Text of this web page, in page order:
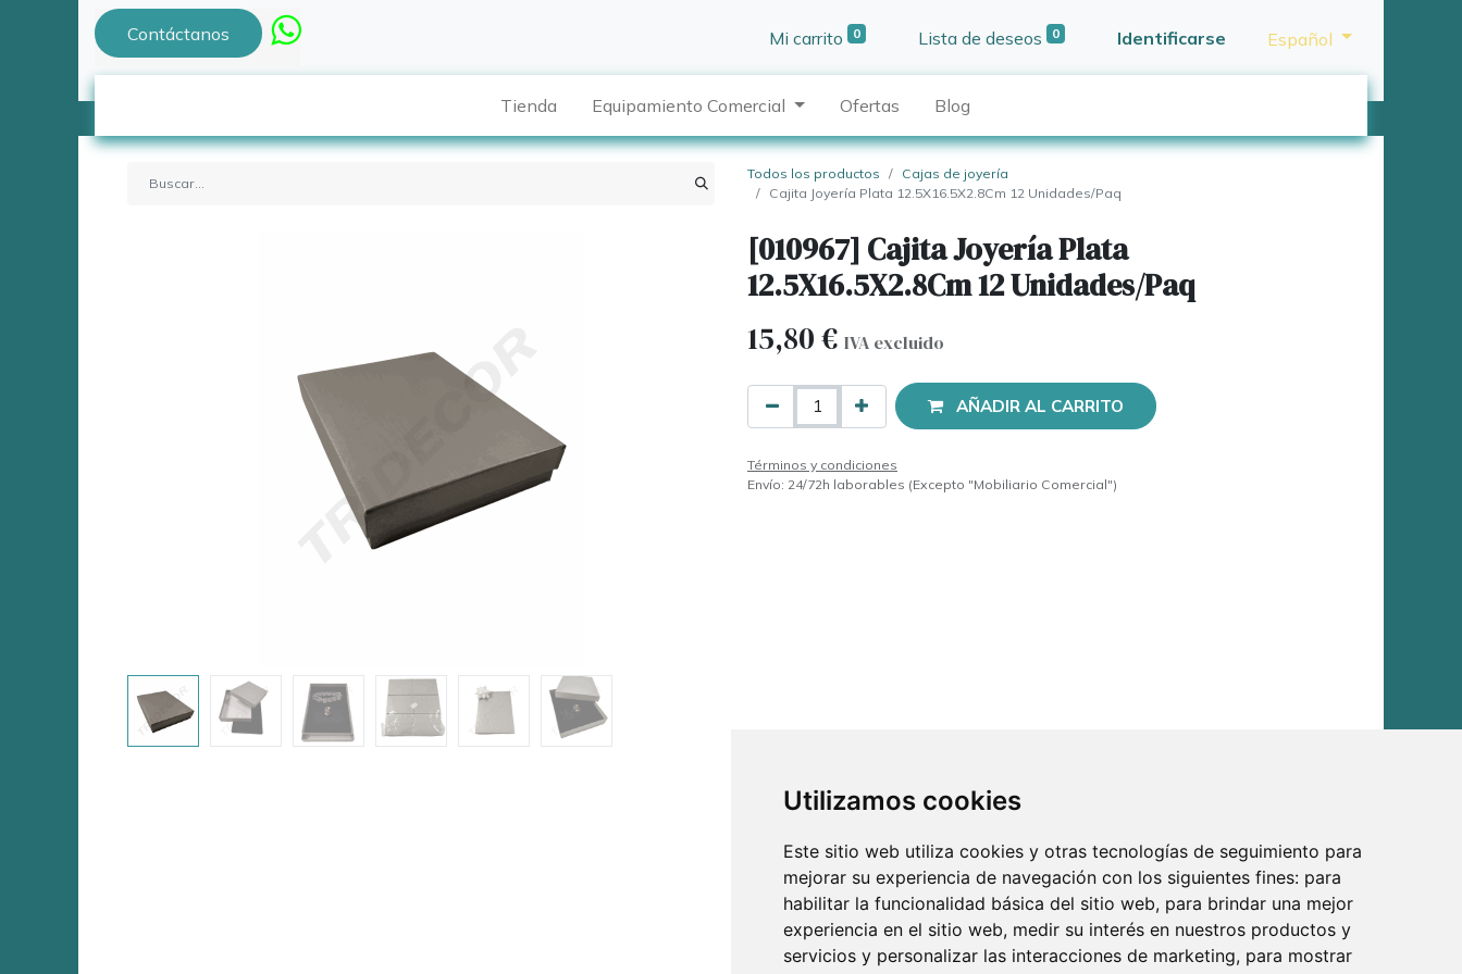
Utilizamos cookies
Este sitio web utiliza cookies y otras tecnologías de seguimiento para
mejorar su experiencia de navegación con los siguientes fines: para
habilitar la funcionalidad básica del sitio web, para brindar una mejor
experiencia en el sitio web, medir su interés en nuestros productos y
servicios y personalizar las interacciones de marketing, para mostrar
Contáctanos Mi carrito 0 Lista de deseos 0 Identificarse Español
Tienda Equipamiento Comercial Ofertas Blog
Todos los productos
Cajas de joyería
Cajita Joyería Plata 12.5X16.5X2.8Cm 12 Unidades/Paq
[010967] Cajita Joyería Plata
12.5X16.5X2.8Cm 12 Unidades/Paq
15,80€ IVA excluido
AÑADIR AL CARRITO
Términos y condiciones
Envío: 24/72h laborables (Excepto "Mobiliario Comercial")